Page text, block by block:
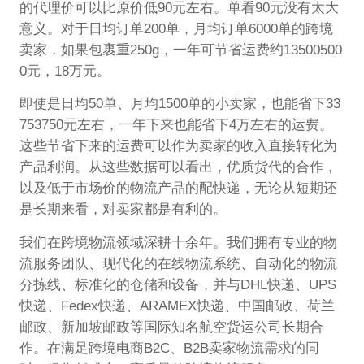
的代理价可以比原价低90元左右。单看90元没有太大
意义。对于日均订单200单，月均订单6000单的跨境
卖家，如果包裹重250g，一年可节省运费约13500500
0元，18万元。
即使是日均50单、月均1500单的小卖家，也能省下33
753750元左右，一年下来也能省下4万左右的运费。
这些节省下来的运费可以作为卖家的收入直接转化为
产品利润。从这些数据可以看出，优质货代的合作，
以及低于市场价的物流产品的配快递，无论从短期还
是长期来看，对卖家都是有利的。
我们在跨境物流领域深耕十余年。我们拥有专业的物
流服务团队、现代化的在线物流系统、自动化的物流
分拣线、标准化的仓储和设备，并与DHL快递、UPS
快递、Fedex快递、ARAMEX快递、中国邮政、荷兰
邮政、新加坡邮政等国际知名航空货运公司长期合
作。在满足跨境电商B2C、B2B卖家物流需求的同